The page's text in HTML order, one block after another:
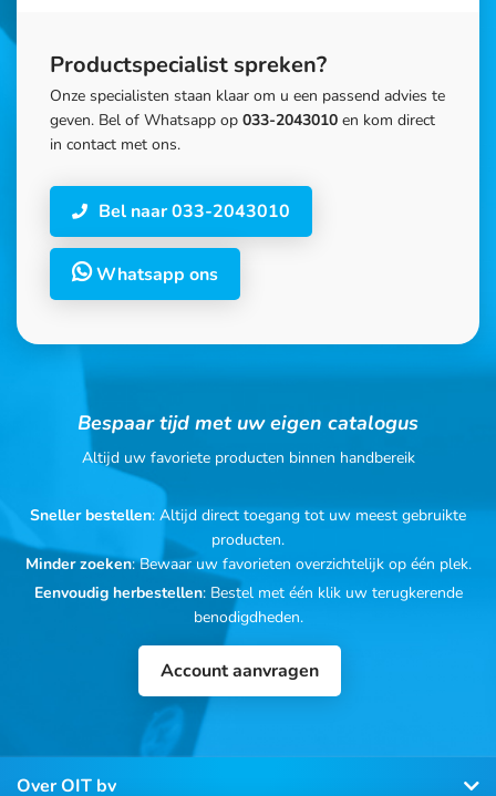
Productspecialist spreken?
Onze specialisten staan klaar om u een passend advies te
geven. Bel of Whatsapp op 033-2043010 en kom direct
in contact met ons.
Bel naar 033-2043010
Whatsapp ons
Bespaar tijd met uw eigen catalogus
Altijd uw favoriete producten binnen handbereik
Sneller bestellen: Altijd direct toegang tot uw meest gebruikte
producten.
Minder zoeken: Bewaar uw favorieten overzichtelijk op één plek.
Eenvoudig herbestellen: Bestel met één klik uw terugkerende
benodigdheden.
Account aanvragen
Over OIT bv